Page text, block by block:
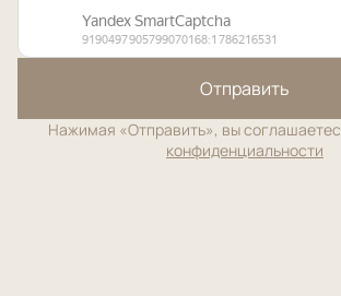
Отправить
Нажимая «Отправить», вы
конфиденциальности